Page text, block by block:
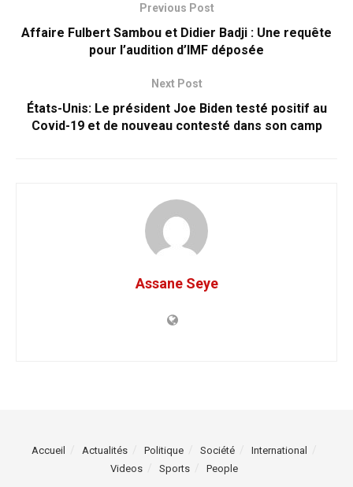
Previous Post
Affaire Fulbert Sambou et Didier Badji : Une requête
pour l’audition d’IMF déposée
Next Post
États-Unis: Le président Joe Biden testé positif au
Covid-19 et de nouveau contesté dans son camp
Assane Seye
Accueil Actualités Politique Société
International
Videos
Sports People